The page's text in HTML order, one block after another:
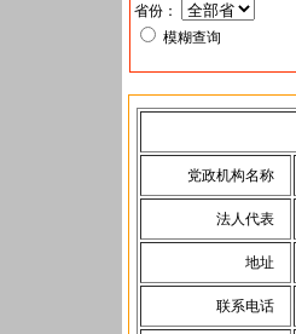
省份：
模糊查
党政机构名称
法人代表
地址
联系电话